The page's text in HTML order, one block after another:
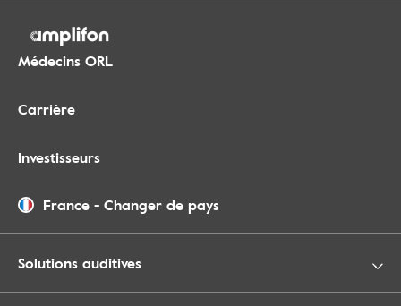
Médecins ORL
Carrière
Investisseurs
France - Changer de pays
Solutions auditives